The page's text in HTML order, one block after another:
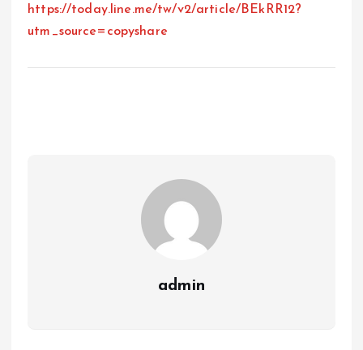
https://today.line.me/tw/v2/article/BEkRR12?
utm_source=copyshare
admin